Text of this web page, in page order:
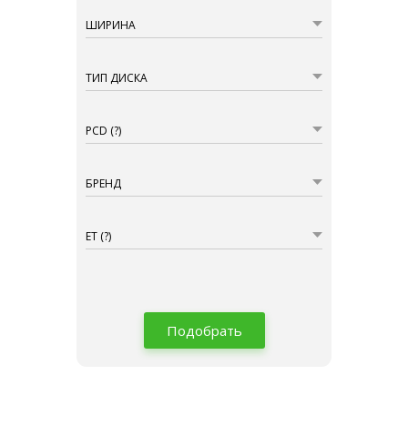
ШИРИНА
ТИП ДИСКА
PCD (?)
БРЕНД
ET (?)
Подобрать